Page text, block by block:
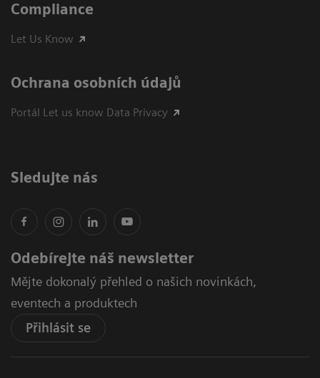
Compliance
Let Us Know
Ochrana osobních údajů
Portál Let us know Data Privacy
Sledujte nás
Odebírejte náš newsletter
Mějte dokonalý přehled o našich novinkách,
eventech a produktech
Přihlásit se